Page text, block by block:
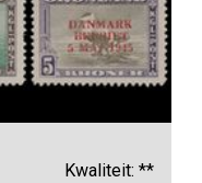
Kwaliteit: **